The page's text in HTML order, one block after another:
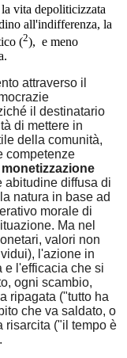
vita depoliticizzata
all'indifferenza, la
(2), e meno
attraverso il
il destinatario
di mettere in
della comunità,
competenze
monetizzazione
abitudine diffusa di
natura in base ad
morale di
Ma nel
valori non
l'azione in
e l'efficacia che si
ogni scambio,
ripagata ("tutto ha
che va saldato, o
risarcita ("il tempo è